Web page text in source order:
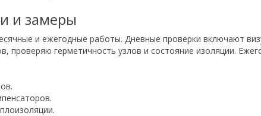
и замеры
и ежегодные работы. Дневные проверки включают
проверяю герметичность узлов и состояние изоляции.